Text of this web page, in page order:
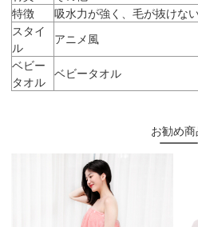
特徴
吸水力が強く、毛が抜けな
スタイ
ル
アニメ風
ベビー
タオル
ベビータオル
お勧め商